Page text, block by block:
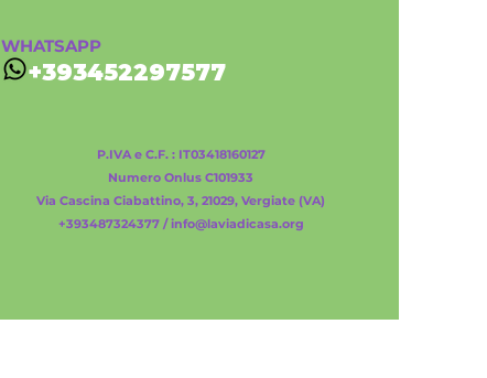
WHATSAPP
+393452297577
P.IVA e C.F. : IT03418160127
Numero Onlus C101933
Via Cascina Ciabattino, 3, 21029, Vergiate (VA)
+393487324377 /info@laviadicasa.org